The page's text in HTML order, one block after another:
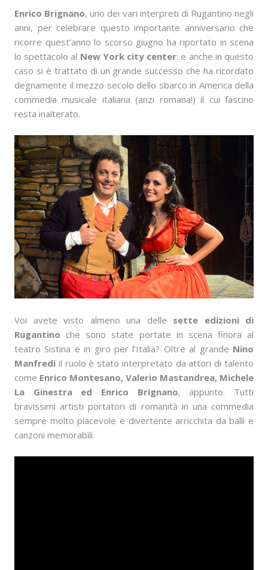
Enrico Brignano, uno dei vari interpreti di Rugantino negli
anni, per celebrare questo importante anniversario che
ricorre quest’anno lo scorso giugno ha riportato in scena
lo spettacolo al New York city center: e anche in questo
caso si è trattato di un grande successo che ha ricordato
degnamente il mezzo secolo dello sbarco in America della
commedia musicale italiana (anzi romana!) il cui fascino
resta inalterato.
Voi avete visto almeno una delle sette edizioni di
Rugantino che sono state portate in scena finora al
teatro Sistina e in giro per l’Italia? Oltre al grande Nino
Manfredi il ruolo è stato interpretato da attori di talento
come Enrico Montesano, Valerio Mastandrea, Michele
La Ginestra ed Enrico Brignano, appunto. Tutti
bravissimi artisti portatori di romanità in una commedia
sempre molto piacevole e divertente arricchita da balli e
canzoni memorabili.